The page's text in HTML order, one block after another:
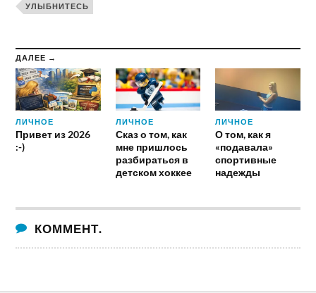
УЛЫБНИТЕСЬ
ДАЛЕЕ →
ЛИЧНОЕ
Привет из 2026
:-)
ЛИЧНОЕ
Сказ о том, как
мне пришлось
разбираться в
детском хоккее
ЛИЧНОЕ
О том, как я
«подавала»
спортивные
надежды
КОММЕНТ.